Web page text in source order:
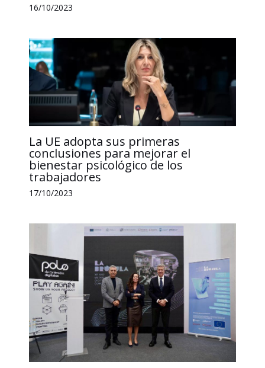
16/10/2023
La UE adopta sus primeras
conclusiones para mejorar el
bienestar psicológico de los
trabajadores
17/10/2023